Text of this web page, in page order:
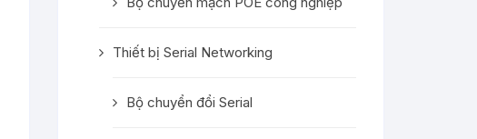
Thiết bị Serial Networking
Bộ chuyển đổi Serial